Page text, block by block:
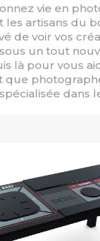
vie en
les artisans du
de voir vos
un tout
là pour vous
que
dans